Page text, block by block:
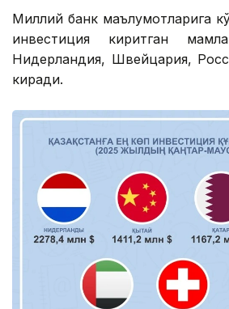
Миллий банк маълумотларига
инвестиция киритган
Нидерландия, Швейцария,
киради.